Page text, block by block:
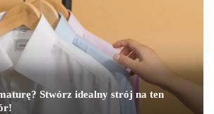
Stwórz idealny strój na ten